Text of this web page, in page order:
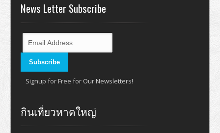
News Letter Subscribe
Signup for Free for Our Newsletters!
กินเที่ยวหาดใหญ่